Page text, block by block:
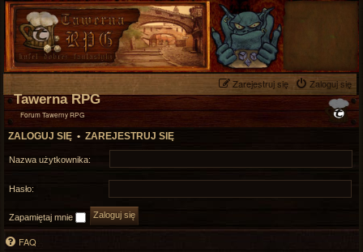
Zaloguj się
Zarejestruj się
Tawerna RPG
Forum Tawerny RPG
ZALOGUJ SIĘ • ZAREJESTRUJ SIĘ
Nazwa użytkownika:
Hasło:
Zapamiętaj mnie
FAQ